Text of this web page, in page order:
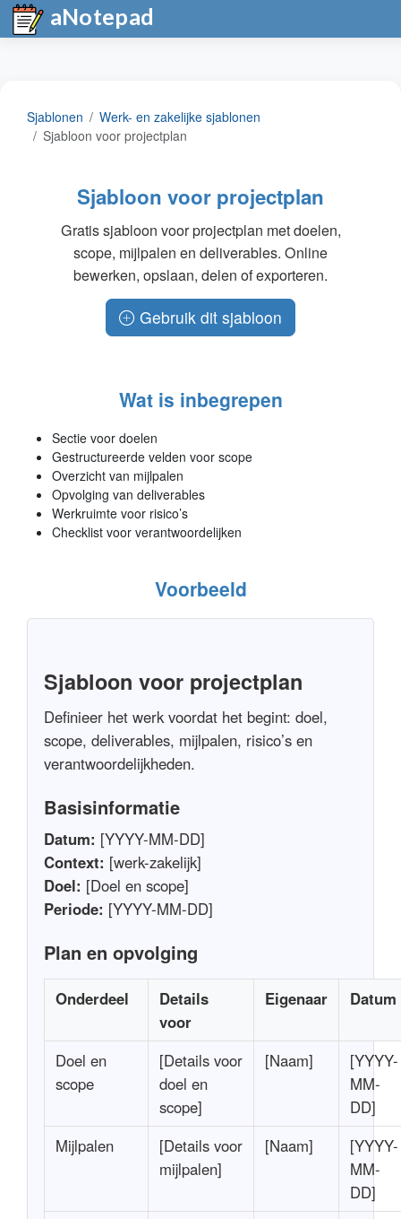
aNotepad
Sjablonen
Werk- en zakelijke sjablonen
Sjabloon voor projectplan
Sjabloon voor projectplan
Gratis sjabloon voor projectplan met doelen,
scope, mijlpalen en deliverables. Online
bewerken, opslaan, delen of exporteren.
Gebruik dit sjabloon
Wat is inbegrepen
Sectie voor doelen
Gestructureerde velden voor scope
Overzicht van mijlpalen
Opvolging van deliverables
Werkruimte voor risico’s
Checklist voor verantwoordelijken
Voorbeeld
Sjabloon voor projectplan
Definieer het werk voordat het begint: doel,
scope, deliverables, mijlpalen, risico’s en
verantwoordelijkheden.
Basisinformatie
Datum: [YYYY-MM-DD]
Context: [werk-zakelijk]
Doel: [Doel en scope]
Periode: [YYYY-MM-DD]
Plan en opvolging
Onderdeel
Details
voor
Eigenaar Datum
Doel en
scope
[Details voor
doel en
scope]
[Naam]
[YYYY-
MM-
DD]
Mijlpalen
[Details voor
mijlpalen]
[Naam]
[YYYY-
MM-
DD]